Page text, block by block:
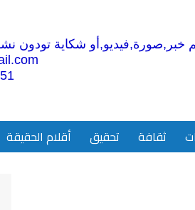
خبر,صورة,فيديو,أو شكاية تودون
ثقافة تحقيق أقلام الحقيقة